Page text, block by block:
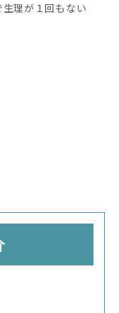
理が１回もない